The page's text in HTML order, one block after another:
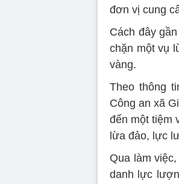
đơn vị cung
Cách đây
chặn một vụ
vàng.
Theo thông
Công an xã
đến một tiệm
lừa đảo, lực
Qua làm
danh lực